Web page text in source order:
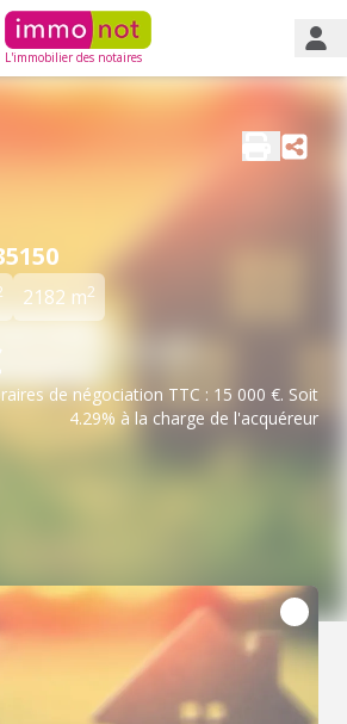
L'immobilier des notaires
2182 m2
de négociation TTC : 15 000 €. Soit
4.29% à la charge de l'acquéreur